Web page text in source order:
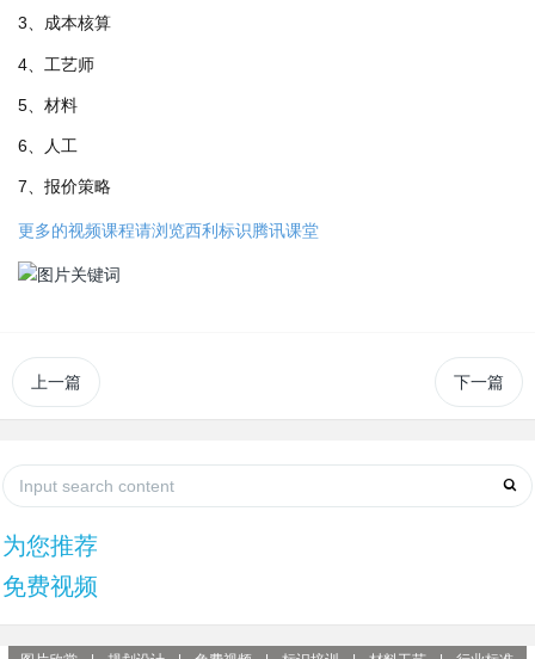
3、成本核算
4、工艺师
5、材料
6、人工
7、报价策略
更多的视频课程请浏览西利标识腾讯课堂
上一篇 下一篇
为您推荐
免费视频